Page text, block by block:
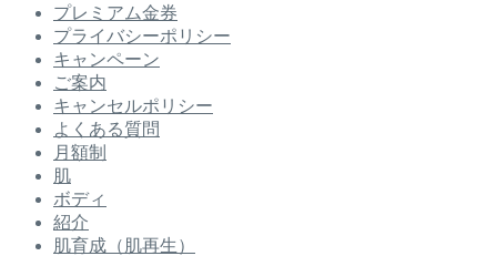
プレミアム金券
プライバシーポリシー
キャンペーン
ご案内
キャンセルポリシー
よくある質問
月額制
肌
ボディ
紹介
肌育成（肌再生）